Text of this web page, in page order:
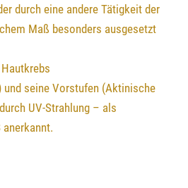
durch eine andere Tätigkeit der
Maß besonders ausgesetzt
seine Vorstufen (Aktinische
UV-Strahlung – als
anerkannt.